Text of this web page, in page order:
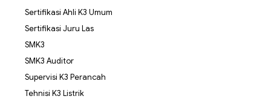
Sertifikasi Ahli K3 Umum
Sertifikasi Juru Las
SMK3
SMK3 Auditor
Supervisi K3 Perancah
Tehnisi K3 Listrik